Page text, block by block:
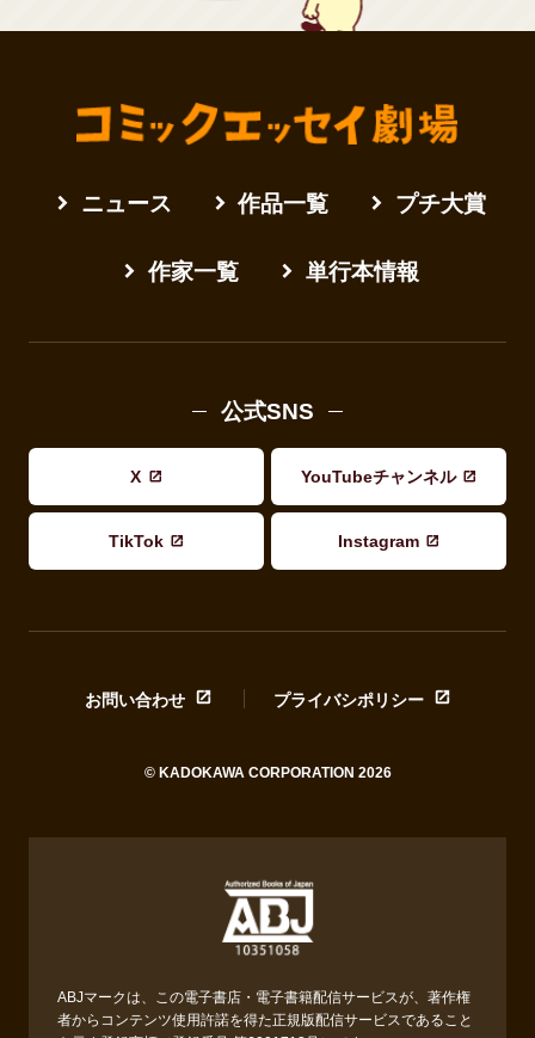
ニュース 作品一覧 プチ大賞
作家一覧 単行本情報
公式SNS
X YouTubeチャンネル
TikTok Instagram
お問い合わせ プライバシポリシー
© KADOKAWA CORPORATION 2026
ABJマークは、この電子書店・電子書籍配信サービスが、著作権
者からコンテンツ使用許諾を得た正規版配信サービスであること